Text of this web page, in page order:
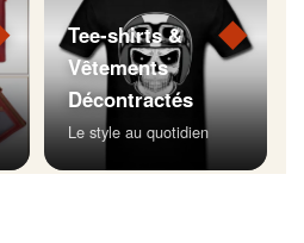
◆
Tee-shirts &
Vêtements
Décontractés
Le style au quotidien